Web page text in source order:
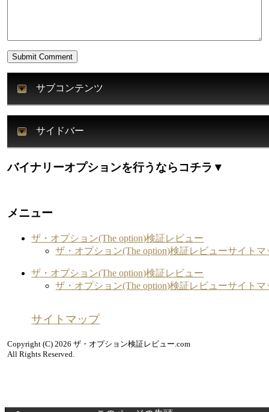
サブコンテンツ
サイドバー
バイナリーオプションを行うならコチラ▼
メニュー
ザ・オプション(The option)検証レビュー
ザ・オプション(The option)検証レビューサイト
ザ・オプション(The option)検証レビュー
ザ・オプション(The option)検証レビューサイト
サイトマップ
Copyright (C) 2026 ザ・オプション検証レビュー.com
All Rights Reserved.